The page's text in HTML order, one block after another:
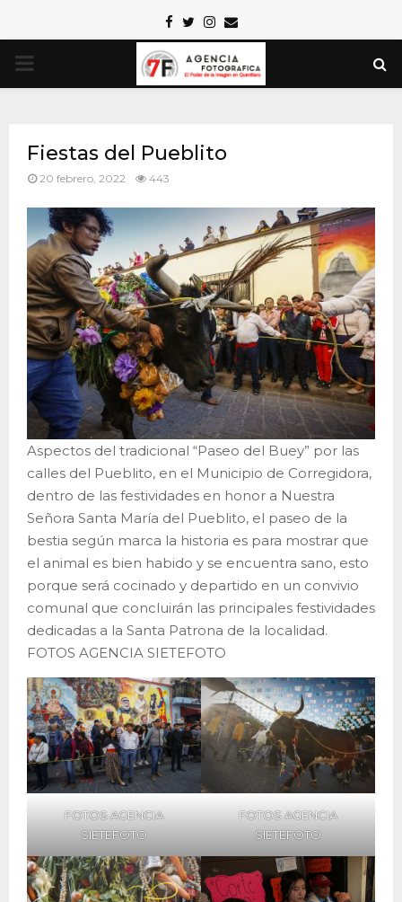
Facebook
TwitterInstagram
Email
PRIMARY
Fiestas del Pueblito
20 febrero, 2022 443
Aspectos del tradicional “Paseo del Buey” por las
calles del Pueblito, en el Municipio de Corregidora,
dentro de las festividades en honor a Nuestra
Señora Santa María del Pueblito, el paseo de la
bestia según marca la historia es para mostrar que
el animal es bien habido y se encuentra sano, esto
porque será cocinado y departido en un convivio
comunal que concluirán las principales festividades
dedicadas a la Santa Patrona de la localidad.
FOTOS AGENCIA SIETEFOTO
FOTOS AGENCIA
SIETEFOTO
FOTOS AGENCIA
SIETEFOTO